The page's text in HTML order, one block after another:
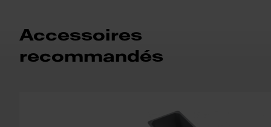
Accessoires
recommandés